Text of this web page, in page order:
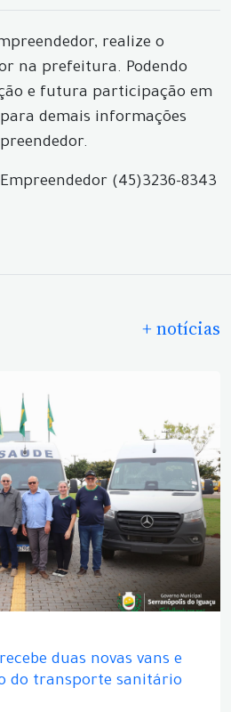
realize o
na prefeitura. Podendo
e futura participação em
demais informações
(45)3236-8343
+ notícias
duas novas vans e
do transporte sanitário